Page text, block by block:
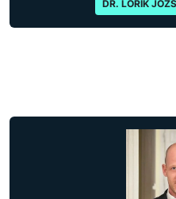
DR. LŐRIK